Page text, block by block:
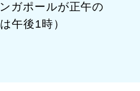
ガポールが正午の
午後1時）